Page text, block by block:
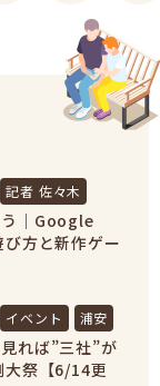
記者 佐々木
｜Google
方と新作ゲー
イベント 浦安
れば”三社”が
大祭【6/14更